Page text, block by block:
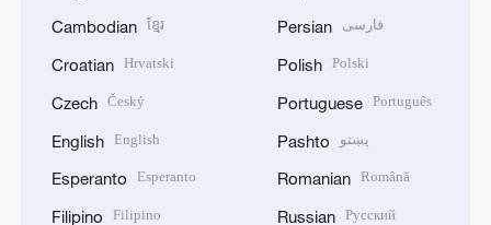
Cambodian ខ្មែរ
Croatian Hrvatski
Czech Český
English English
Esperanto Esperanto
Filipino Filipino
Persian فارسی
Polish Polski
Portuguese Português
Pashto پښتو
Romanian Română
Russian Русский